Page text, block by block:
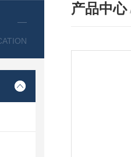
产品中心